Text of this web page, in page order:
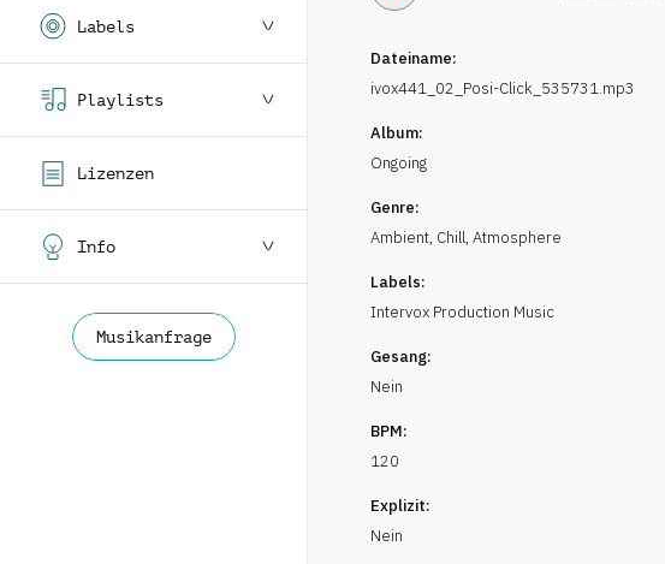
Labels
Playlists
Lizenzen
Info
Musikanfrage
Dateiname:
ivox441_02_Posi-Click_535731.mp3
Album:
Ongoing
Genre:
Ambient, Chill, Atmosphere
Labels:
Intervox Production Music
Gesang:
Nein
BPM:
120
Explizit:
Nein